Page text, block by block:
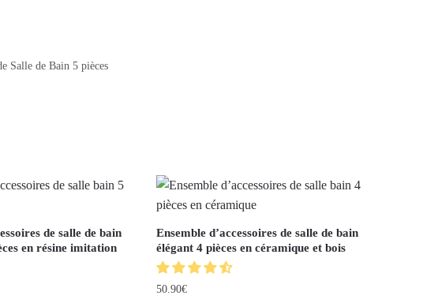
Salle de Bain 5 pièces
de salle de bain
en résine imitation
Ensemble d’accessoires de salle de bain
élégant 4 pièces en céramique et bois
50.90€